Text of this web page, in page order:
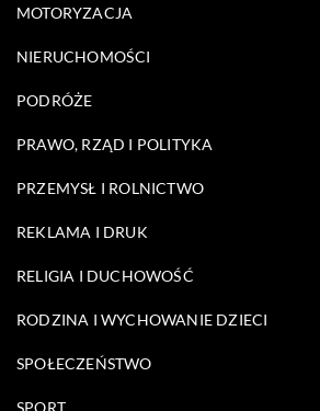
MOTORYZACJA
NIERUCHOMOŚCI
PODRÓŻE
PRAWO, RZĄD I POLITYKA
PRZEMYSŁ I ROLNICTWO
REKLAMA I DRUK
RELIGIA I DUCHOWOŚĆ
RODZINA I WYCHOWANIE DZIECI
SPOŁECZEŃSTWO
SPORT